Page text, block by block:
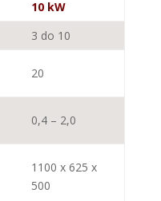
10 kW
3 do 10
20
0,4 – 2,0
1100 x 625 x
500